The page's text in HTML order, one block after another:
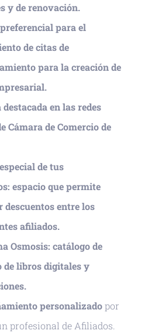
y de renovación.
para el
de citas de
para la creación de
destacada en las redes
Cámara de Comercio de
de tus
espacio que permite
entre los
afiliados.
Osmosis: catálogo de
de libros digitales y
personalizadopor
profesional de Afiliados.